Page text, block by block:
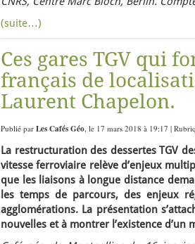
(suite…)
Ces gares TGV qui
français de
Laurent Chapelon.
Publié par Les Cafés Géo, le 17 mars 2018 à 19:17 |
La restructuration des dessertes TGV
vitesse ferroviaire relève d’enjeux
que les liaisons à longue distance
les temps de parcours, des enjeux
agglomérations. La présentation
nouvelles et à montrer l’existence